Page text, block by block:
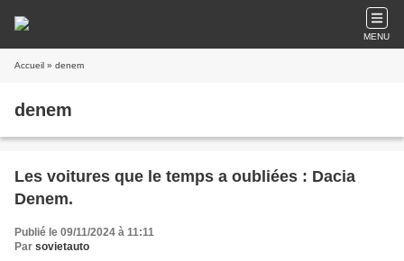
MENU
Accueil » denem
denem
Les voitures que le temps a oubliées : Dacia
Denem.
Publié le 09/11/2024 à 11:11
Par sovietauto